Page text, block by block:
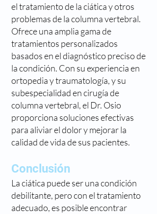
el tratamiento de la ciática y otros
problemas de la columna vertebral.
Ofrece una amplia gama de
tratamientos personalizados
basados en el diagnóstico preciso de
la condición. Con su experiencia en
ortopedia y traumatología, y su
subespecialidad en cirugía de
columna vertebral, el Dr. Osio
proporciona soluciones efectivas
para aliviar el dolor y mejorar la
calidad de vida de sus pacientes.
Conclusión
La ciática puede ser una condición
debilitante, pero con el tratamiento
adecuado, es posible encontrar